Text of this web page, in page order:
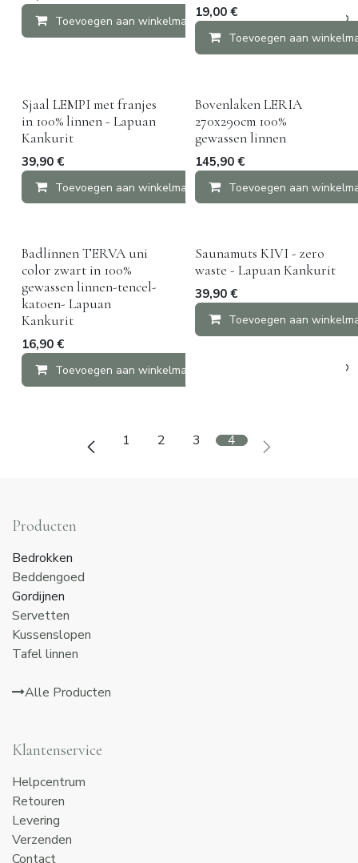
Toevoegen aan winkelmandje Vergelijken
19,00€
Toevoegen aan
Sjaal LEMPI met franjes
in 100% linnen - Lapuan
Kankurit
39,90 €
Toevoegen aan winkelmandje Vergelijken
Bovenlaken LERIA
270x290cm 100%
gewassen linnen
145,90€
Toevoegen aan
Badlinnen TERVA uni
color zwart in 100%
gewassen linnen-tencel-
katoen- Lapuan
Kankurit
16,90 €
Toevoegen aan winkelmandje
Saunamuts KIVI - zero
waste - Lapuan Kankurit
39,90€
Toevoegen aan
1 2 3 4
Producten
Bedrokken
Beddengoed
Gordijnen
Servetten
Kussenslopen
Tafel linnen
Alle Producten
Klantenservice
Helpcentrum
Retouren
Levering
Verzenden
Contact